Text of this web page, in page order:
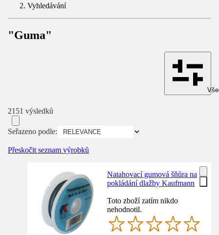
Vyhledávání
"Guma"
2151 výsledků
Seřazeno podle:
Přeskočit seznam výrobků
Natahovací gumová šňůra na
pokládání dlažby Kaufmann
Toto zboží zatím nikdo
nehodnotil.